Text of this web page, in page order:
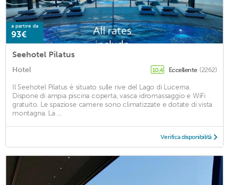
a partire da
93€
Seehotel Pilatus
Hotel 10,4 Eccellente (2262)
Il Seehotel Pilatus è situato sulle rive del Lago di Lucerna.
Dispone di ampia piscina coperta, vasca idromassaggio e WiFi
gratuito. Le spaziose camere sono climatizzate e dotate di vista
montagna. La ...
Verifica disponibilità